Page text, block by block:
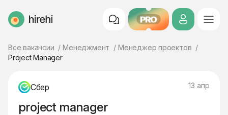
HireHi PRO
Все вакансии Менеджмент
Менеджер проектов
Project Manager
Сбер 13 апр
project manager